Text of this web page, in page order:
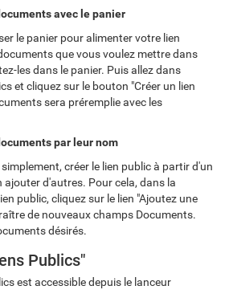
avec le panier
le panier pour alimenter votre lien
que vous voulez mettre dans
les dans le panier. Puis allez dans
et cliquez sur le bouton "Créer un lien
sera préremplie avec les
par leur nom
créer le lien public à partir d'un
ajouter d'autres. Pour cela, dans la
public, cliquez sur le lien "Ajoutez une
de nouveaux champs Documents.
désirés.
Publics"
est accessible depuis le lanceur